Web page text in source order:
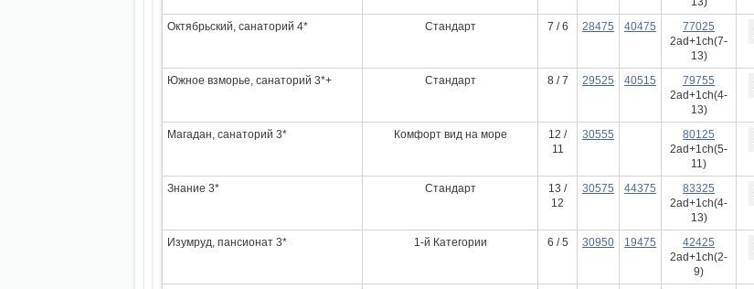
Октябрьский, санаторий 4* Стандарт 7 / 6 28475 40475
77025
2ad+1ch(7-
13)
Южное взморье, санаторий 3*+ Стандарт 8 / 7 29525 40515
79755
2ad+1ch(4-
13)
Магадан, санаторий 3* Комфорт вид на море
12 /
11
30555
80125
2ad+1ch(5-
11)
Знание 3* Стандарт
13 /
12
30575 44375
83325
2ad+1ch(4-
13)
Изумруд, пансионат 3* 1-й Категории 6 / 5 30950 19475
42425
2ad+1ch(2-
9)